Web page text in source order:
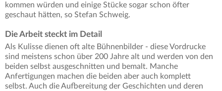
kommen würden und einige Stücke sogar schon öfter
geschaut hätten, so Stefan Schweig.
Die Arbeit steckt im Detail
Als Kulisse dienen oft alte Bühnenbilder - diese Vordrucke
sind meistens schon über 200 Jahre alt und werden von den
beiden selbst ausgeschnitten und bemalt. Manche
Anfertigungen machen die beiden aber auch komplett
selbst. Auch die Aufbereitung der Geschichten und deren